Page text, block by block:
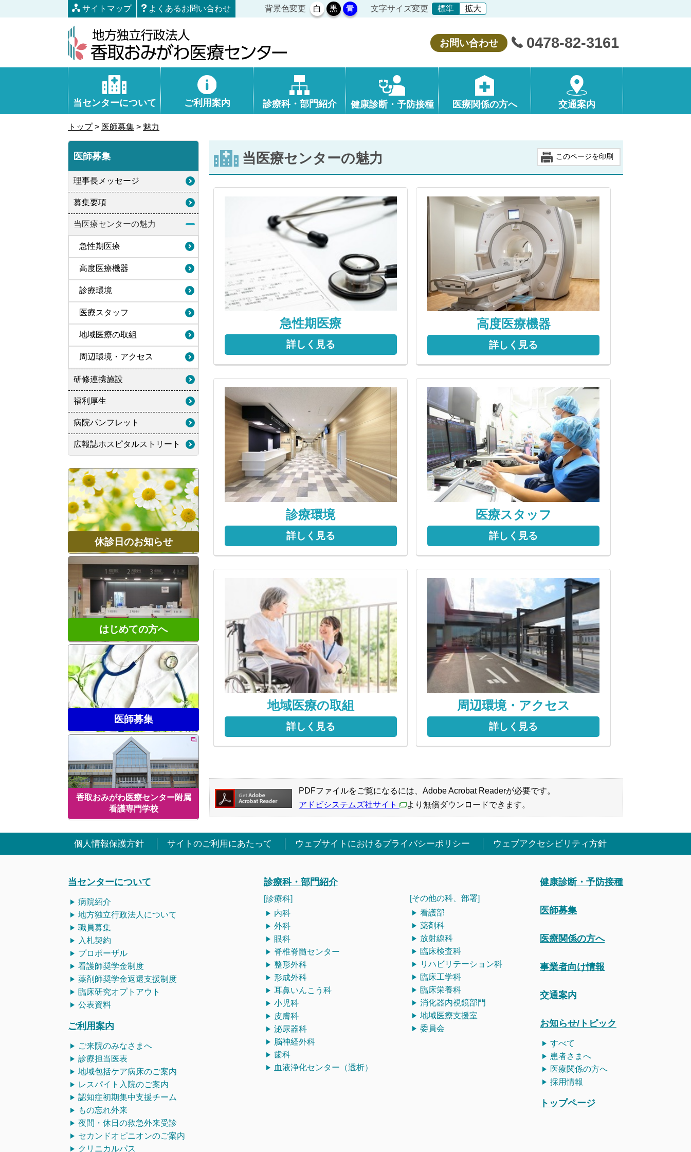
文
サイトマップ よくあるお問い合わせ 背景色変更 白 黒 青 文字サイズ変更 標準 拡大
お問い合わせ 0478-82-3161
当センターについて ご利用案内 診療科・部門紹介 健康診断・予防接種 医療関係の方へ 交通案内
トップ> 医師募集 > 魅力
当医療センターの魅力 このページを印刷
急性期医療
詳しく見る
高度医療機器
詳しく見る
診療環境
詳しく見る
医療スタッフ
詳しく見る
地域医療の取組
詳しく見る
周辺環境・アクセス
詳しく見る
PDFファイルをご覧になるには、Adobe Acrobat Readerが必要です。
アドビシステムズ社サイト
より無償ダウンロードできます。
医師募集
理事長メッセージ
募集要項
当医療センターの魅力
急性期医療
高度医療機器
診療環境
医療スタッフ
地域医療の取組
周辺環境・アクセス
研修連携施設
福利厚生
病院パンフレット
広報誌ホスピタルストリート
休診日のお知らせ
はじめての方へ
医師募集
香取おみがわ医療センター附属
看護専門学校
個人情報保護方針 サイトのご利用にあたって ウェブサイトにおけるプライバシーポリシー ウェブアクセシビリティ方針
当センターについて
病院紹介
地方独立行政法人について
職員募集
入札契約
プロポーザル
看護師奨学金制度
薬剤師奨学金返還支援制度
臨床研究オプトアウト
公表資料
ご利用案内
ご来院のみなさまへ
診療担当医表
地域包括ケア病床のご案内
レスパイト入院のご案内
認知症初期集中支援チーム
もの忘れ外来
夜間・休日の救急外来受診
セカンドオピニオンのご案内
クリニカルパス
診療科・部門紹介
[診療科]
内科
外科
眼科
脊椎脊髄センター
整形外科
形成外科
耳鼻いんこう科
小児科
皮膚科
泌尿器科
脳神経外科
歯科
血液浄化センター（透析）
[その他の科、部署]
看護部
薬剤科
放射線科
臨床検査科
リハビリテーション科
臨床工学科
臨床栄養科
消化器内視鏡部門
地域医療支援室
委員会
健康診断・予防接種
医師募集
医療関係の方へ
事業者向け情報
交通案内
お知らせ/トピック
すべて
患者さまへ
医療関係の方へ
採用情報
トップページ